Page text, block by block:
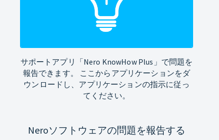
サポートアプリ「Nero KnowHow Plus」で問題を
報告できます。 ここからアプリケーションをダ
ウンロードし、アプリケーションの指示に従っ
てください。
Neroソフトウェアの問題を報告する